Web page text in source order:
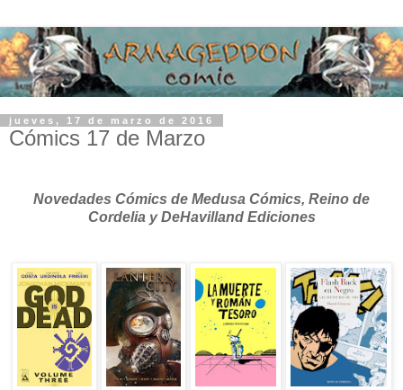
jueves, 17 de marzo de 2016
Cómics 17 de Marzo
Novedades Cómics de Medusa Cómics, Reino de
Cordelia y DeHavilland Ediciones